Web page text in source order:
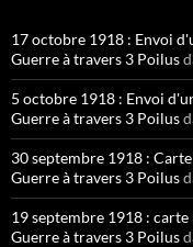
17 octobre 1918 : Envoi
Guerre à travers 3 Poilus
5 octobre 1918 : Envoi
Guerre à travers 3 Poilus
30 septembre 1918 :
Guerre à travers 3 Poilus
19 septembre 1918 : carte
Guerre à travers 3 Poilus